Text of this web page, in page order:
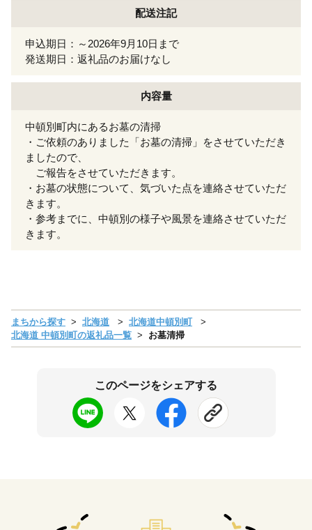
配送注記
申込期日：～2026年9月10日まで
発送期日：返礼品のお届けなし
内容量
中頓別町内にあるお墓の清掃
・ご依頼のありました「お墓の清掃」をさせていただき
ましたので、
ご報告をさせていただきます。
・お墓の状態について、気づいた点を連絡させていただ
きます。
・参考までに、中頓別の様子や風景を連絡させていただ
きます。
まちから探す 北海道
北海道中頓別町
北海道 中頓別町の返礼品一覧
お墓清掃
このページをシェアする